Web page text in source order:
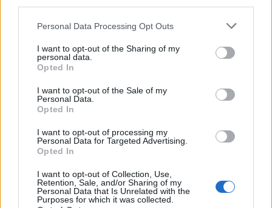
Personal Data Processing Opt Outs
I want to opt-out of the Sharing of my
personal data.
Opted In
I want to opt-out of the Sale of my
Personal Data.
Opted In
I want to opt-out of processing my
Personal Data for Targeted Advertising.
Opted In
I want to opt-out of Collection, Use,
Retention, Sale, and/or Sharing of my
Personal Data that Is Unrelated with the
Purposes for which it was collected.
Πυρκαγιά στο Κοκκινόχωμα Καβάλας: 4 αεροσκάφη και
ένα ελικόπτερο στη μάχη με τις φλόγες – Ήχησε το 112
Νίκος Καλογερόπουλος: Πότε και πού θα γίνει η κηδεία
ΠΕΡΙΣΣΟΤΕΡΑ